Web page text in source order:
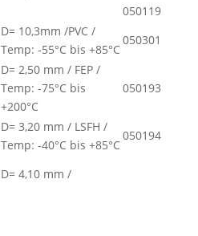
050119
D= 10,3mm /PVC /
Temp: -55°C bis +85°C
050301
D= 2,50 mm / FEP /
Temp: -75°C bis
+200°C
050193
D= 3,20 mm / LSFH /
Temp: -40°C bis +85°C
050194
D= 4,10 mm /